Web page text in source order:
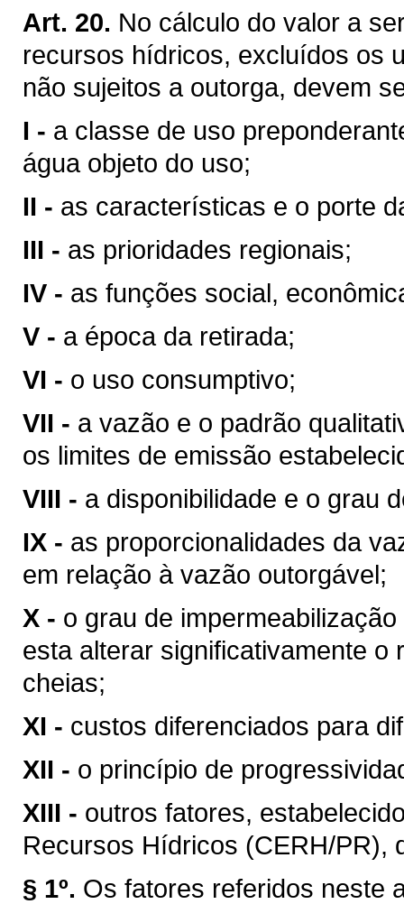
Art. 20. No cálculo do valor a
recursos hídricos, excluídos os
não sujeitos a outorga, devem
I - a classe de uso
água objeto do uso;
II - as características e o porte
III - as prioridades regionais;
IV - as funções social,
V - a época da retirada;
VI - o uso consumptivo;
VII - a vazão e o padrão
os limites de emissão
VIII - a disponibilidade e o grau
IX - as proporcionalidades da
em relação à vazão outorgável;
X - o grau de
esta alterar significativamente o
cheias;
XI - custos diferenciados para
XII - o princípio de
XIII - outros fatores,
Recursos Hídricos (CERH/PR),
§ 1º. Os fatores referidos neste